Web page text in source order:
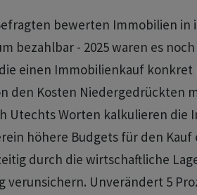
bewerten Immobilien in
bezahlbar - 2025 waren es
einen Immobilienkauf konkret
den Kosten Niedergedrückten
Utechts Worten kalkulieren die
höhere Budgets für den Kauf
durch die wirtschaftliche
verunsichern. Unverändert 5